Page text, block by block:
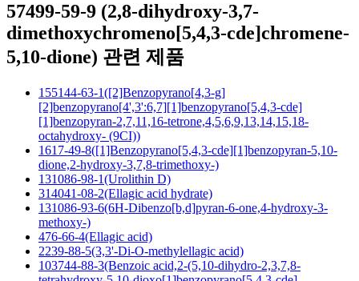
57499-59-9 (2,8-dihydroxy-3,7-
dimethoxychromeno[5,4,3-cde]chromene-
5,10-dione) 관련 제품
155144-63-1([2]Benzopyrano[4,3-g]
[2]benzopyrano[4',3':6,7][1]benzopyrano[5,4,3-cde]
[1]benzopyran-2,7,11,16-tetrone,4,5,6,9,13,14,15,18-
octahydroxy- (9CI))
1617-49-8([1]Benzopyrano[5,4,3-cde][1]benzopyran-5,10-
dione,2-hydroxy-3,7,8-trimethoxy-)
131086-98-1(Urolithin D)
314041-08-2(Ellagic acid hydrate)
131086-93-6(6H-Dibenzo[b,d]pyran-6-one,4-hydroxy-3-
methoxy-)
476-66-4(Ellagic acid)
2239-88-5(3,3'-Di-O-methylellagic acid)
103744-88-3(Benzoic acid,2-(5,10-dihydro-2,3,7,8-